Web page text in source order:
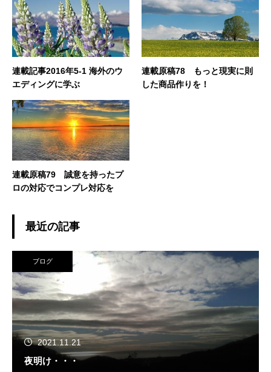
連載記事2016年5-1 海外のウ
エディングに学ぶ
連載原稿78 もっと現実に則
した商品作りを！
連載原稿79 誠意を持ったプ
ロの対応でコンプレ対応を
最近の記事
ブログ
2021.11.21
夜明け・・・